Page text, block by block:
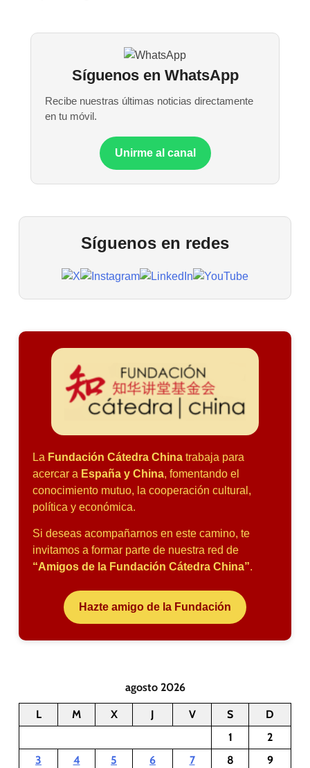
Síguenos en WhatsApp
Recibe nuestras últimas noticias directamente
en tu móvil.
Unirme al canal
Síguenos en redes
La Fundación Cátedra China trabaja para
acercar a España y China, fomentando el
conocimiento mutuo, la cooperación cultural,
política y económica.
Si deseas acompañarnos en este camino, te
invitamos a formar parte de nuestra red de
“Amigos de la Fundación Cátedra China”.
Hazte amigo de la Fundación
agosto 2026
L M X J V S
D
1
2
3
4 5 6 7 8
9